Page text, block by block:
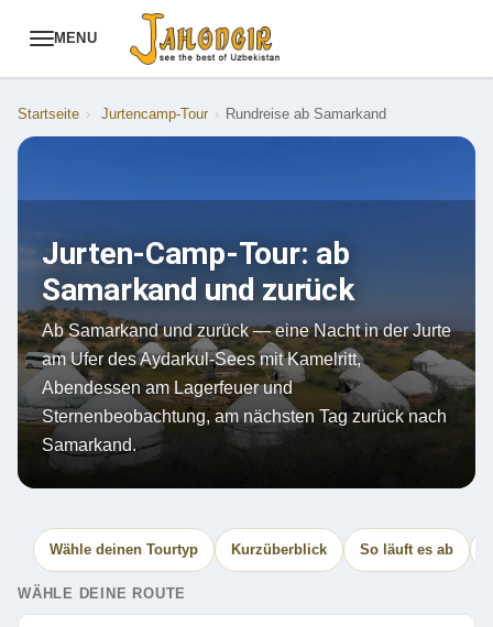
MENU
Startseite › Jurtencamp-Tour › Rundreise ab Samarkand
Jurten-Camp-Tour: ab
Samarkand und zurück
Ab Samarkand und zurück — eine Nacht in der Jurte
am Ufer des Aydarkul-Sees mit Kamelritt,
Abendessen am Lagerfeuer und
Sternenbeobachtung, am nächsten Tag zurück nach
Samarkand.
Wähle deinen Tourtyp Kurzüberblick So läuft es ab
WÄHLE DEINE ROUTE